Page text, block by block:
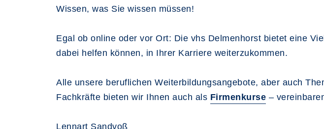
Wissen, was Sie wissen müssen!
Egal ob online oder vor Ort: Die vhs Delmenhorst bietet eine
dabei helfen können, in Ihrer Karriere weiterzukommen.
Alle unsere beruflichen Weiterbildungsangebote, aber auch
Fachkräfte bieten wir Ihnen auch als Firmenkurse –
Lennart Sandvoß